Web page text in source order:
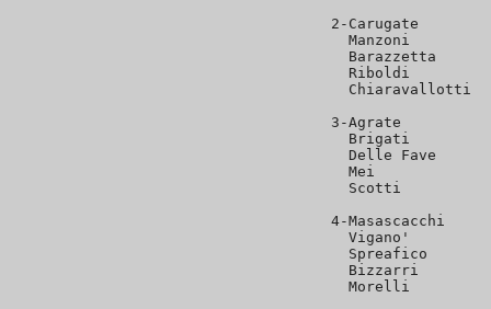
2-Carugate
Manzoni
Barazzetta
Riboldi
Chiaravallotti
3-Agrate
Brigati
Delle Fave
Mei
Scotti
4-
Vigano'
Spreafico
Bizzarri
Morelli